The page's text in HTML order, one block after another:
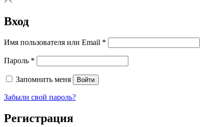
Вход
Имя пользователя или Email *
Пароль *
Запомнить меня Войти
Забыли свой пароль?
Регистрация